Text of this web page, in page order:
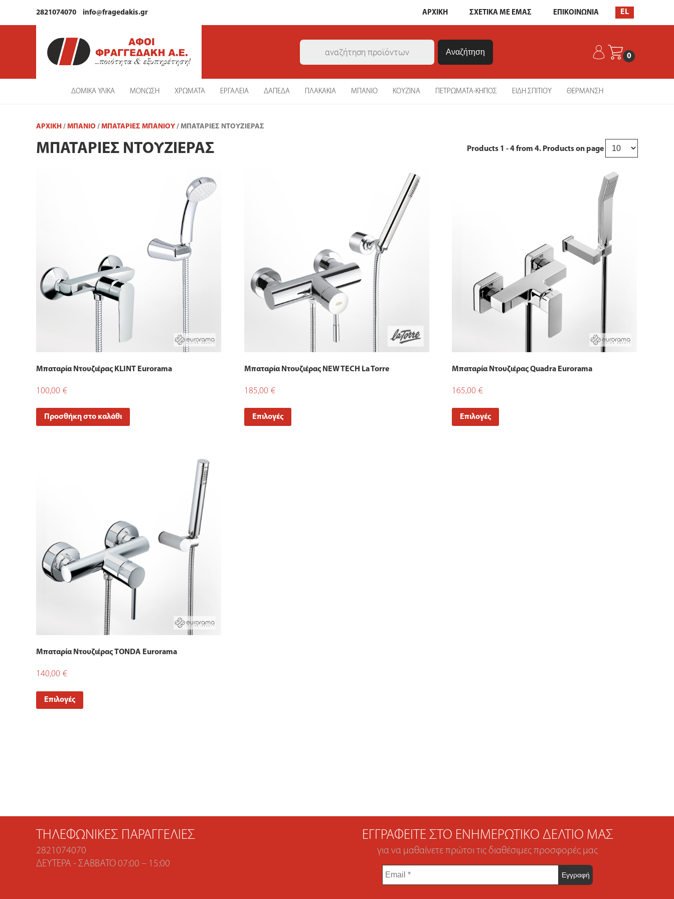
2821074070 info@fragedakis.gr ΑΡΧΙΚΗ ΣΧΕΤΙΚΑ ΜΕ ΕΜΑΣ ΕΠΙΚΟΙΝΩΝΙΑ EL
search
0
ΔΟΜΙΚΑ ΥΛΙΚΑ ΜΟΝΩΣΗ ΧΡΩΜΑΤΑ ΕΡΓΑΛΕΙΑ ΔΑΠΕΔΑ ΠΛΑΚΑΚΙΑ ΜΠΑΝΙΟ ΚΟΥΖΙΝΑ ΠΕΤΡΩΜΑΤΑ-ΚΗΠΟΣ ΕΙΔΗ ΣΠΙΤΙΟΥ ΘΕΡΜΑΝΣΗ
ΑΡΧΙΚΉ / ΜΠΑΝΙΟ / ΜΠΑΤΑΡΊΕΣ ΜΠΆΝΙΟΥ / ΜΠΑΤΑΡΊΕΣ ΝΤΟΥΖΙΈΡΑΣ
Products 1 - 4from 4. Products on page
ΜΠΑΤΑΡΊΕΣ ΝΤΟΥΖΙΈΡΑΣ
Μπαταρία Ντουζιέρας KLINT Eurorama
100,00 €
Προσθήκη στο καλάθι
Μπαταρία Ντουζιέρας NEW TECH La Torre
185,00 €
Επιλογές
Μπαταρία Ντουζιέρας Quadra Eurorama
165,00 €
Επιλογές
Μπαταρία Ντουζιέρας TONDA Eurorama
140,00 €
Επιλογές
ΤΗΛΕΦΩΝΙΚΈΣ ΠΑΡΑΓΓΕΛΊΕΣ
2821074070
ΔΕΥΤΈΡΑ - ΣΆΒΒΑΤΟ 07:00 – 15:00
ΕΓΓΡΑΦΕΊΤΕ ΣΤΟ ΕΝΗΜΕΡΩΤΙΚΌ ΔΕΛΤΊΟ ΜΑΣ
για να μαθαίνετε πρώτοι τις διαθέσιμες προσφορές μας